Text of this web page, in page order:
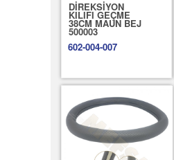
DİREKSİYON
KILIFI GEÇME
38CM MAUN BEJ
500003
602-004-007